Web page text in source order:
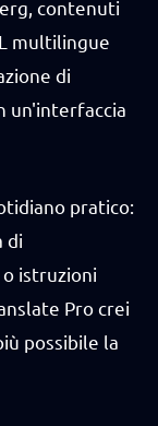
contenuti
multilingue
di
un'interfaccia
pratico:
di
istruzioni
Pro crei
possibile la